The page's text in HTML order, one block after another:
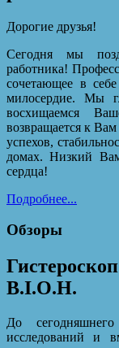
Дорогие друзья!
Сегодня мы
работника!
сочетающее в
милосердие. Мы
восхищаемся
возвращается к
успехов,
домах. Низкий
сердца!
Подробнее...
Обзоры
B.I.O.H.
До
исследований и